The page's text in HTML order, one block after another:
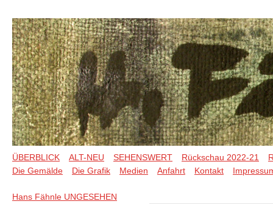
ÜBERBLICK ALT-NEU SEHENSWERT Rückschau 2022-21
Die Gemälde
Die Grafik Medien Anfahrt Kontakt
Hans Fähnle UNGESEHEN